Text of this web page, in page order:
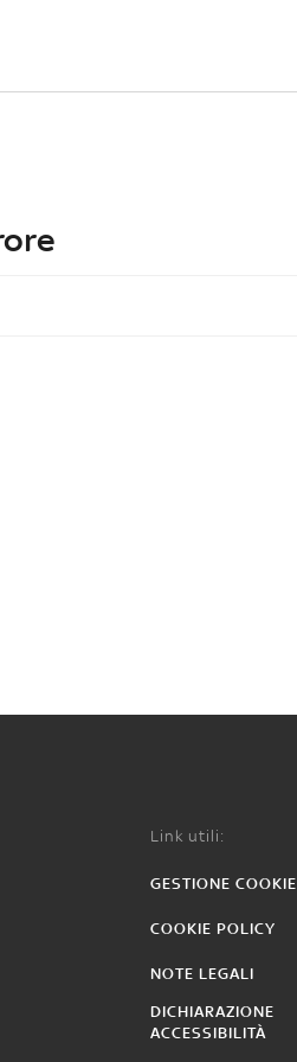
Link utili:
GESTIONE COOKIE
COOKIE POLICY
NOTE LEGALI
DICHIARAZIONE
ACCESSIBILITÀ